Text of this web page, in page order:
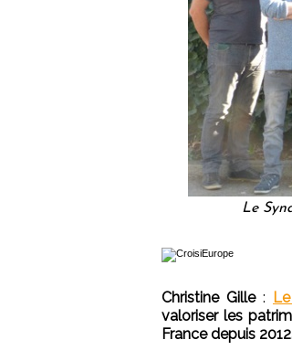
Le
Christine Gille:
valoriser les
France depuis